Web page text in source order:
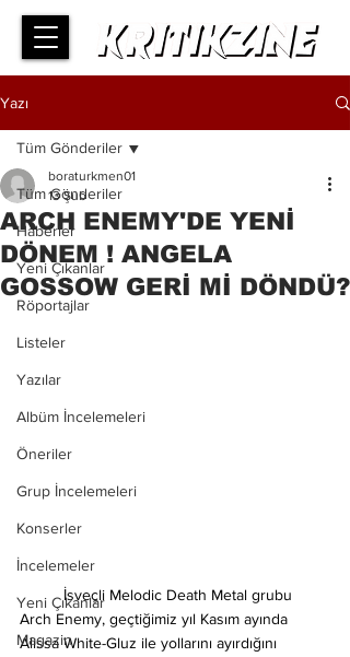
Yazı
Tüm Gönderiler
Haberler
Yeni Çıkanlar
Röportajlar
Listeler
Yazılar
Albüm İncelemeleri
Öneriler
Grup İncelemeleri
Konserler
İncelemeler
Yeni Çıkanlar
Magazin
Tüm Gönderiler
ARCH ENEMY'DE YENİ
DÖNEM ! ANGELA
GOSSOW GERİ Mİ DÖNDÜ?
boraturkmen01
13 Şub
	İsveçli Melodic Death Metal grubu
Arch Enemy, geçtiğimiz yıl Kasım ayında
Alissa White-Gluz ile yollarını ayırdığını